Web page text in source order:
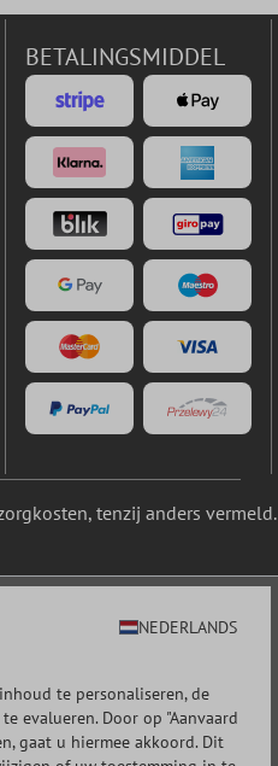
BETALINGSMIDDEL
tenzij anders vermeld.
NEDERLANDS
te personaliseren, de
evalueren. Door op "Aanvaard
gaat u hiermee akkoord. Dit